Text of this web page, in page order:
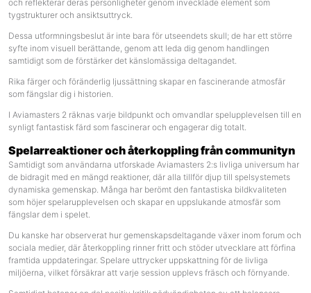
och reflekterar deras personligheter genom invecklade element som
tygstrukturer och ansiktsuttryck.
Dessa utformningsbeslut är inte bara för utseendets skull; de har ett större
syfte inom visuell berättande, genom att leda dig genom handlingen
samtidigt som de förstärker det känslomässiga deltagandet.
Rika färger och föränderlig ljussättning skapar en fascinerande atmosfär
som fängslar dig i historien.
I Aviamasters 2 räknas varje bildpunkt och omvandlar spelupplevelsen till en
synligt fantastisk färd som fascinerar och engagerar dig totalt.
Spelarreaktioner och återkoppling från communityn
Samtidigt som användarna utforskade Aviamasters 2:s livliga universum har
de bidragit med en mängd reaktioner, där alla tillför djup till spelsystemets
dynamiska gemenskap. Många har berömt den fantastiska bildkvaliteten
som höjer spelarupplevelsen och skapar en uppslukande atmosfär som
fängslar dem i spelet.
Du kanske har observerat hur gemenskapsdeltagande växer inom forum och
sociala medier, där återkoppling rinner fritt och stöder utvecklare att förfina
framtida uppdateringar. Spelare uttrycker uppskattning för de livliga
miljöerna, vilket försäkrar att varje session upplevs fräsch och förnyande.